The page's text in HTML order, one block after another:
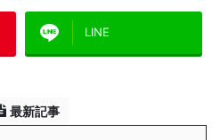
LINE
最新記事